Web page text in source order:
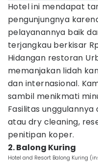
Hotel ini mendapat
pengunjungnya
pelayanannya baik
terjangkau berkisar
Hidangan restoran
memanjakan lidah
dan internasional.
sambil menikmati
Fasilitas unggulannya
atau dry cleaning,
penitipan koper.
2. Balong Kuring
Hotel and Resort Balong Kuring